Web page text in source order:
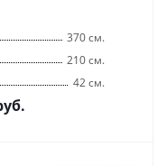
370 см.
210 см.
42 см.